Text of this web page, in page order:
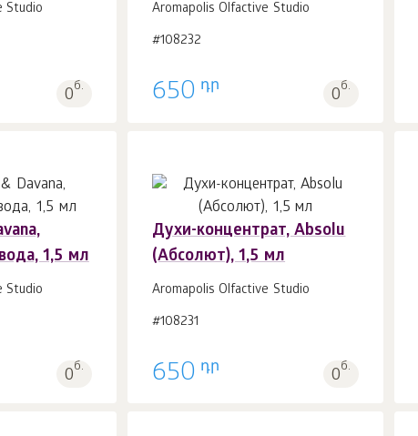
Studio
0б.
Aromapolis Olfactive Studio
#108232
650 դր 0б.
1,5 мл
Studio
0б.
Духи-концентрат, Absolu
(Абсолют), 1,5 мл
Aromapolis Olfactive Studio
#108231
650 դր 0б.